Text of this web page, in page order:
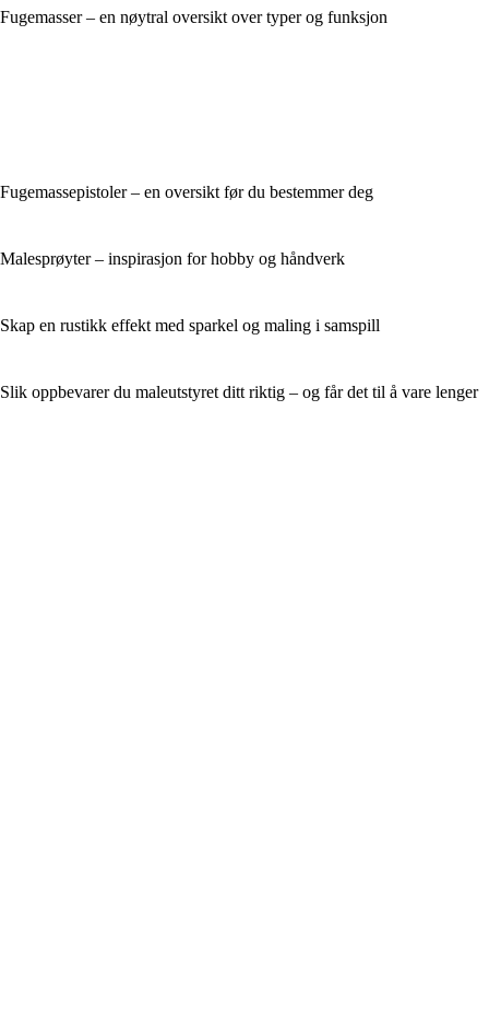
Fugemasser – en nøytral oversikt over typer og funksjon
Fugemassepistoler – en oversikt før du bestemmer deg
Malesprøyter – inspirasjon for hobby og håndverk
Skap en rustikk effekt med sparkel og maling i samspill
Slik oppbevarer du maleutstyret ditt riktig – og får det til å vare lenger